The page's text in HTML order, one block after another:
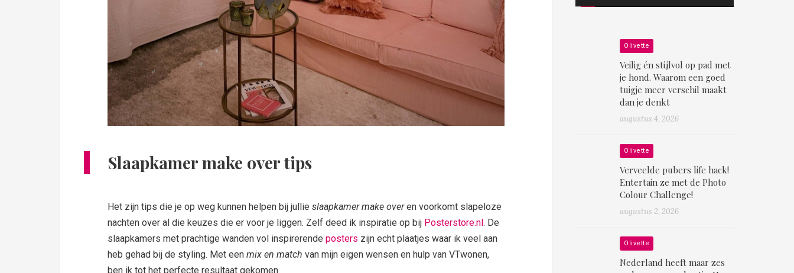
Slaapkamer make over tips
Het zijn tips die je op weg kunnen helpen bij jullie slaapkamer make overen voorkomt slapeloze
nachten over al die keuzes die er voor je liggen. Zelf deed ik inspiratie op bij Posterstore.nl . De
slaapkamers met prachtige wanden vol inspirerende posters zijn echt plaatjes waar ik veel aan
heb gehad bij de styling. Met een mix en match van mijn eigen wensen en hulp van VTwonen,
ben ik tot het perfecte resultaat gekomen.
Olivette
Veilig én stijlvol op pad met
je hond. Waarom een goed
tuigje meer verschil maakt
dan je denkt
augustus 4, 2026
Olivette
Verveelde pubers life hack!
Entertain ze met de Photo
Colour Challenge!
augustus 2, 2026
Olivette
Nederland heeft maar zes